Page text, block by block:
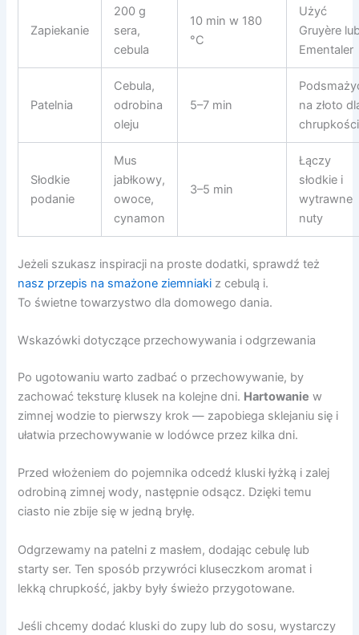
Zapiekanie
200 g
sera,
cebula
10 min w 180
°C
Użyć
Gruyère
Ementaler
Patelnia
Cebula,
odrobina
oleju
5–7 min
na złoto
chrupkości
Słodkie
podanie
Mus
jabłkowy,
owoce,
cynamon
3–5 min
Łączy
słodkie i
wytrawne
nuty
Jeżeli szukasz inspiracji na proste dodatki, sprawdź też
nasz przepis na smażone ziemniaki z cebulą i.
To świetne towarzystwo dla domowego dania.
Wskazówki dotyczące przechowywania i odgrzewania
Po ugotowaniu warto zadbać o przechowywanie, by
zachować teksturę klusek na kolejne dni. Hartowanie w
zimnej wodzie to pierwszy krok — zapobiega sklejaniu się i
ułatwia przechowywanie w lodówce przez kilka dni.
Przed włożeniem do pojemnika odcedź kluski łyżką i zalej
odrobiną zimnej wody, następnie odsącz. Dzięki temu
ciasto nie zbije się w jedną bryłę.
Odgrzewamy na patelni z masłem, dodając cebulę lub
starty ser. Ten sposób przywróci kluseczkom aromat i
lekką chrupkość, jakby były świeżo przygotowane.
Jeśli chcemy dodać kluski do zupy lub do sosu, wystarczy